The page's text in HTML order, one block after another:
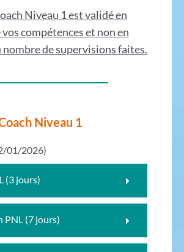
Niveau 1 est validé en
compétences et non en
de supervisions faites.
Niveau 1
01/2026)
(3 jours)
PNL (7 jours)